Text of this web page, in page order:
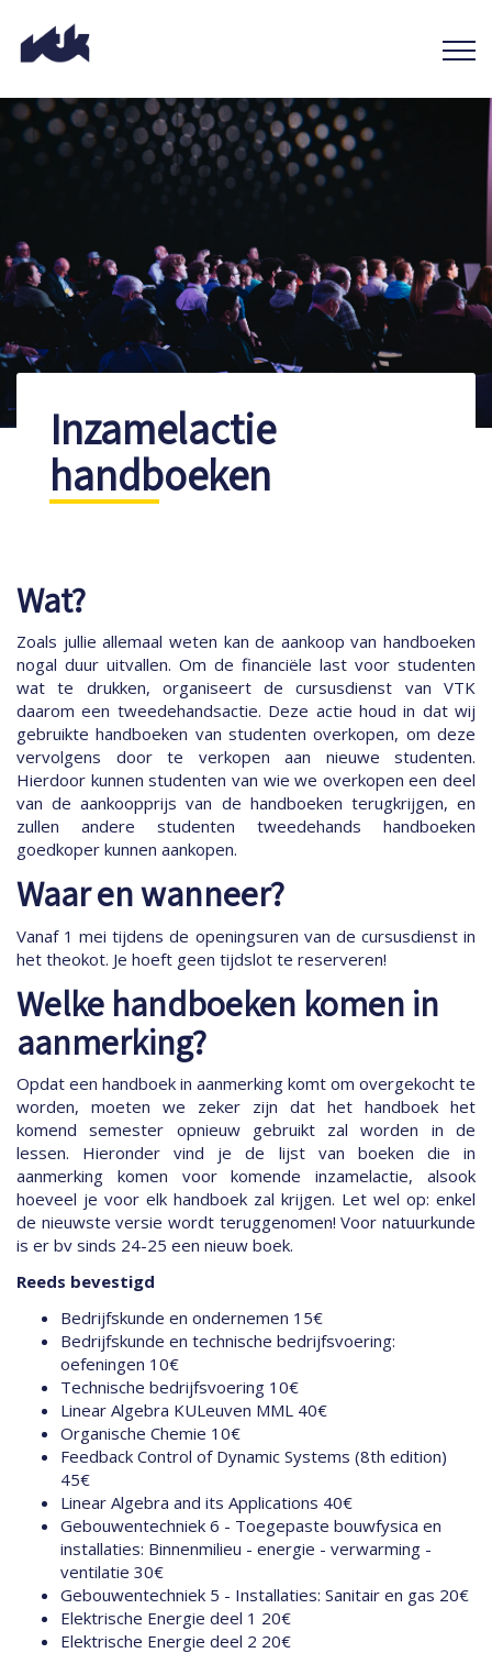
Inzamelactie
handboeken
Wat?
Zoals jullie allemaal weten kan de aankoop van handboeken
nogal duur uitvallen. Om de financiële last voor studenten
wat te drukken, organiseert de cursusdienst van VTK
daarom een tweedehandsactie. Deze actie houd in dat wij
gebruikte handboeken van studenten overkopen, om deze
vervolgens door te verkopen aan nieuwe studenten.
Hierdoor kunnen studenten van wie we overkopen een deel
van de aankoopprijs van de handboeken terugkrijgen, en
zullen andere studenten tweedehands handboeken
goedkoper kunnen aankopen.
Waar en wanneer?
Vanaf 1 mei tijdens de openingsuren van de cursusdienst in
het theokot. Je hoeft geen tijdslot te reserveren!
Welke handboeken komen in
aanmerking?
Opdat een handboek in aanmerking komt om overgekocht te
worden, moeten we zeker zijn dat het handboek het
komend semester opnieuw gebruikt zal worden in de
lessen. Hieronder vind je de lijst van boeken die in
aanmerking komen voor komende inzamelactie, alsook
hoeveel je voor elk handboek zal krijgen. Let wel op: enkel
de nieuwste versie wordt teruggenomen! Voor natuurkunde
is er bv sinds 24-25 een nieuw boek.
Reeds bevestigd
Bedrijfskunde en ondernemen 15€
Bedrijfskunde en technische bedrijfsvoering:
oefeningen 10€
Technische bedrijfsvoering 10€
Linear Algebra KULeuven MML 40€
Organische Chemie 10€
Feedback Control of Dynamic Systems (8th edition)
45€
Linear Algebra and its Applications 40€
Gebouwentechniek 6 - Toegepaste bouwfysica en
installaties: Binnenmilieu - energie - verwarming -
ventilatie 30€
Gebouwentechniek 5 - Installaties: Sanitair en gas 20€
Elektrische Energie deel 1 20€
Elektrische Energie deel 2 20€